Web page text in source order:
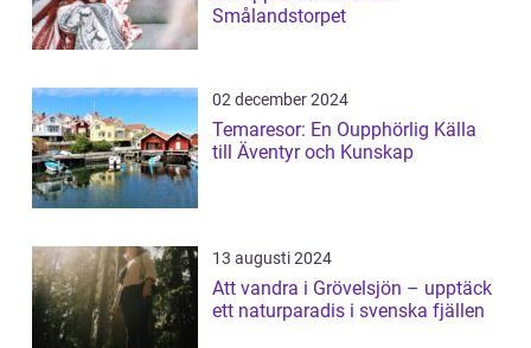
Smålandstorpet
02 december 2024
Temaresor: En Oupphörlig Källa
till Äventyr och Kunskap
13 augusti 2024
Att vandra i Grövelsjön – upptäck
ett naturparadis i svenska fjällen